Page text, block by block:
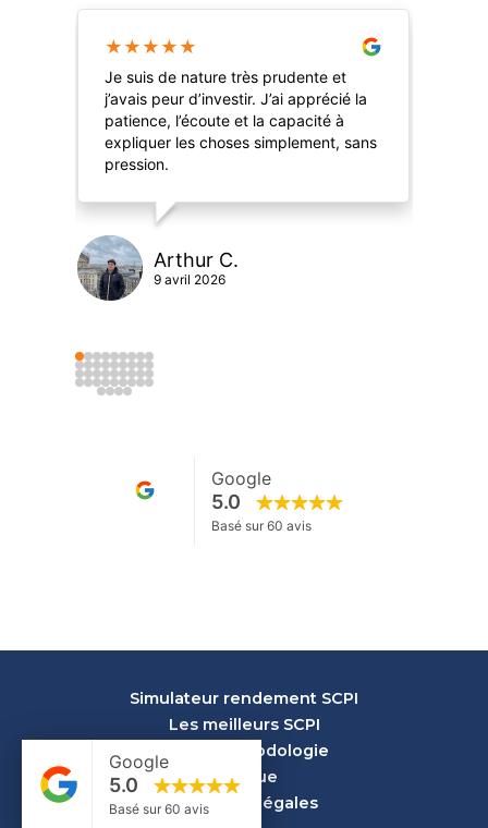
★ ★ ★ ★ ★
Je suis de nature très prudente et
j’avais peur d’investir. J’ai apprécié la
patience, l’écoute et la capacité à
expliquer les choses simplement, sans
pression.
Arthur C.
9 avril 2026
Simulateur rendement SCPI
Les meilleurs SCPI
Notre méthodologie
Lexique
Mentions Légales